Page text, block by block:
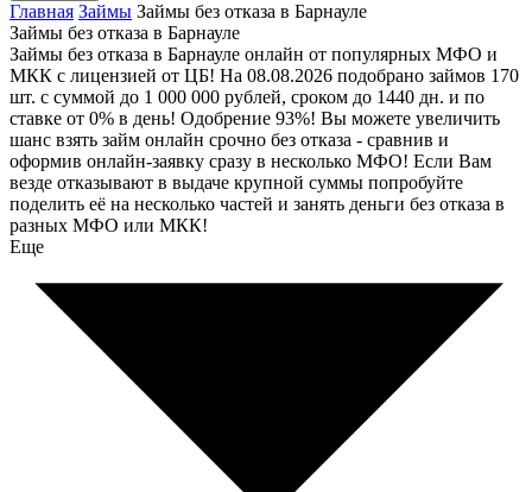
Главная Займы Займы без отказа в Барнауле
Займы без отказа в Барнауле
Займы без отказа в Барнауле онлайн от популярных МФО и
МКК с лицензией от ЦБ! На 08.08.2026 подобрано займов 170
шт. с суммой до 1 000 000 рублей, сроком до 1440 дн. и по
ставке от 0% в день! Одобрение 93%! Вы можете увеличить
шанс взять займ онлайн срочно без отказа - сравнив и
оформив онлайн-заявку сразу в несколько МФО! Если Вам
везде отказывают в выдаче крупной суммы попробуйте
поделить её на несколько частей и занять деньги без отказа в
разных МФО или МКК!
Еще